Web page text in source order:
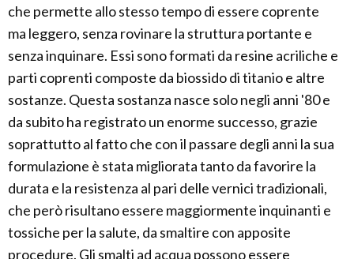
che permette allo stesso tempo di essere coprente
ma leggero, senza rovinare la struttura portante e
senza inquinare. Essi sono formati da resine acriliche e
parti coprenti composte da biossido di titanio e altre
sostanze. Questa sostanza nasce solo negli anni '80 e
da subito ha registrato un enorme successo, grazie
soprattutto al fatto che con il passare degli anni la sua
formulazione è stata migliorata tanto da favorire la
durata e la resistenza al pari delle vernici tradizionali,
che però risultano essere maggiormente inquinanti e
tossiche per la salute, da smaltire con apposite
procedure. Gli smalti ad acqua possono essere